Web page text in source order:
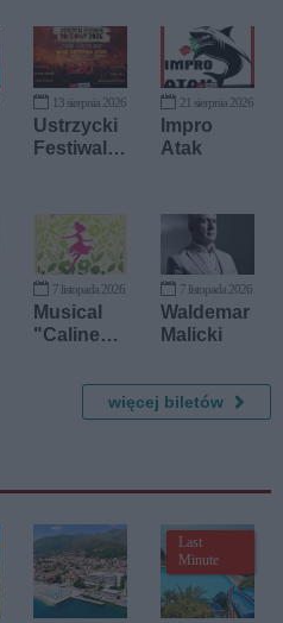
13 sierpnia 2026
Ustrzycki
Festiwal
21 sierpnia 2026
Impro
Atak
7 listopada 2026
Musical
"Calinecz
7 listopada 2026
Waldemar
Malicki
więcej biletów
Last
Minute